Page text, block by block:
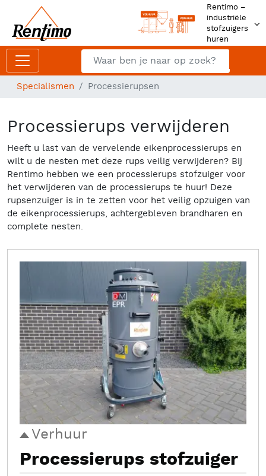
Rentimo –
industriële
stofzuigers
huren
Zoeken
Specialismen Processierupsen
Processierups verwijderen
Heeft u last van de vervelende eikenprocessierups en
wilt u de nesten met deze rups veilig verwijderen? Bij
Rentimo hebben we een processierups stofzuiger voor
het verwijderen van de processierups te huur! Deze
rupsenzuiger is in te zetten voor het veilig opzuigen van
de eikenprocessierups, achtergebleven brandharen en
complete nesten.
Verhuur
Processierups stofzuiger